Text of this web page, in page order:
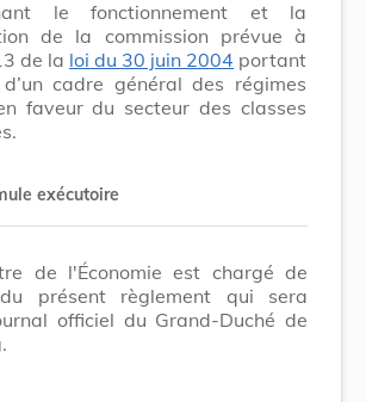
le fonctionnement et la
de la commission prévue à
de la loi du 30 juin 2004 portant
cadre général des régimes
faveur du secteur des classes
exécutoire
de l'Économie est chargé de
présent règlement qui sera
officiel du Grand-Duché de